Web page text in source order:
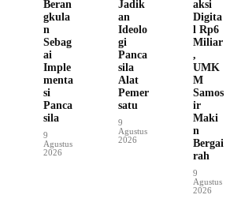
Beran
gkula
n
Sebag
ai
Imple
menta
si
Panca
sila
9
Agustus
2026
Jadik
an
Ideolo
gi
Panca
sila
Alat
Pemer
satu
9
Agustus
2026
aksi
Digita
l Rp6
Miliar
,
UMK
M
Samos
ir
Maki
n
Bergai
rah
9
Agustus
2026